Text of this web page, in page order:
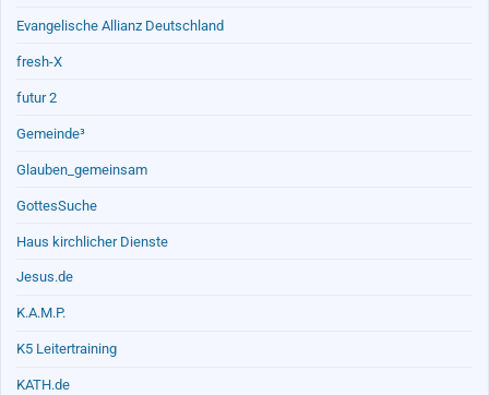
Evangelische Allianz Deutschland
fresh-X
futur 2
Gemeinde³
Glauben_gemeinsam
GottesSuche
Haus kirchlicher Dienste
Jesus.de
K.A.M.P.
K5 Leitertraining
KATH.de